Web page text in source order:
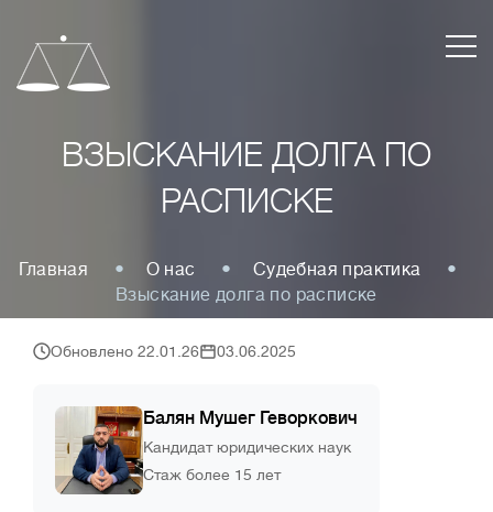
ВЗЫСКАНИЕ ДОЛГА ПО
РАСПИСКЕ
Главная О нас
Судебная практика
Взыскание долга по расписке
Обновлено 22.01.26 03.06.2025
Балян Мушег Геворкович
Кандидат юридических наук
Стаж более 15 лет